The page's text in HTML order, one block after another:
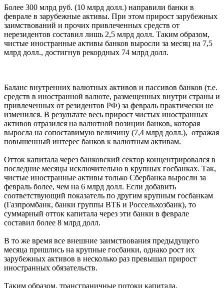
Более 300 млрд руб. (10 млрд долл.) направили банки в
феврале в зарубежные активы. При этом прирост зарубежных
заимствований и прочих привлеченных средств от
нерезидентов составил лишь 2,5 млрд долл. Таким образом,
чистые иностранные активы банков выросли за месяц на 7,5
млрд долл., достигнув рекордных 74 млрд долл.
Баланс внутренних валютных активов и пассивов банков (т.е.
средств в иностранной валюте, размещенных внутри страны и
привлеченных от резидентов РФ) за февраль практически не
изменился. В результате весь прирост чистых иностранных
активов отразился на валютной позиции банков, которая
выросла на сопоставимую величину (7,4 млрд долл.), отражая
повышенный интерес банков к валютным активам.
Отток капитала через банковский сектор концентрировался в
последние месяцы исключительно в крупных госбанках. Так,
чистые иностранные активы только Сбербанка выросли за
февраль более, чем на 6 млрд долл. Если добавить
соответствующий показатель по другим крупным госбанкам
(Газпромбанк, банки группы ВТБ и Россельхозбанк), то
суммарный отток капитала через эти банки в феврале
составил более 8 млрд долл.
В то же время все внешние заимствования предыдущего
месяца пришлись на крупные госбанки, однако рост их
зарубежных активов в несколько раз превышал прирост
иностранных обязательств.
Таким образом, трансграничные потоки капитала,